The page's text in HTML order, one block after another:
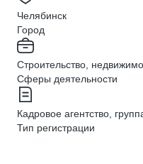
Челябинск
Город
Строительство,
Сферы деятельности
Кадровое агентство,
Тип регистрации